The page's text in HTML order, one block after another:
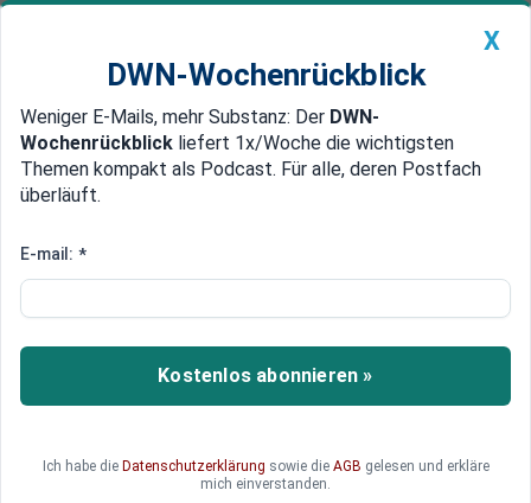
Newsticker MEIN DWN: Geldanlage Premium
Edelmetalle DWN-Magazin China
Biden-Rückzug naht? – Trump
Biden allein in der Isolation, Trump umgeben von
seiner Familie im Regen von Konfetti: Die Bilder
der beiden Kontrahenten im US-Wahlkampf
ein politischer Showdown bevor?
X
DWN-Wochenrückblick
Weniger E-Mails, mehr Substanz: Der DWN-
Wochenrückblick liefert 1x/Woche die wichtigsten
Themen kompakt als Podcast. Für alle, deren Postfach
überläuft.
E-mail: *
Kostenlos abonnieren »
Ich habe die Datenschutzerklärung sowie die AGB gelesen und erkläre
mich einverstanden.